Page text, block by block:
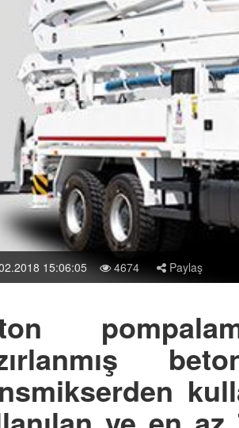
15:06:05 4674 Paylaş